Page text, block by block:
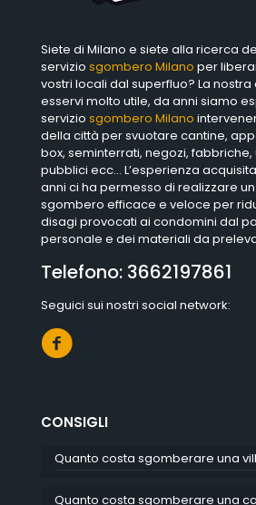
Siete di Milano e siete alla ricerca
servizio sgombero Milano per
vostri locali dal superfluo? La
esservi molto utile, da anni siamo
servizio sgombero Milano
della città per svuotare cantine,
box, seminterrati, negozi, fabbriche,
pubblici ecc… L’esperienza
anni ci ha permesso di realizzare
sgombero efficace e veloce per
disagi provocati ai condomini dal
personale e dei materiali da
Telefono: 3662197861
Seguici sui nostri social network:
CONSIGLI
Quanto costa sgomberare una
Quanto costa sgomberare una